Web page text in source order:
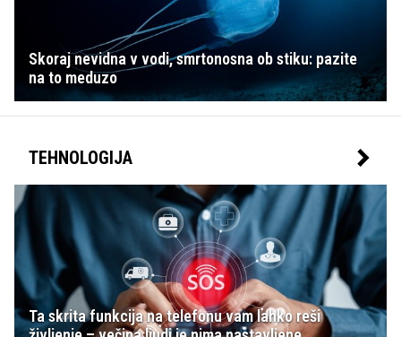
Skoraj nevidna v vodi, smrtonosna ob stiku: pazite
na to meduzo
TEHNOLOGIJA
Ta skrita funkcija na telefonu vam lahko reši